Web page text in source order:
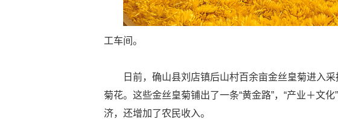
工车间。
日前，确山县刘店镇后山村百余亩金丝皇菊进入
菊花。这些金丝皇菊铺出了一条“黄金路”，“产业＋文
济，还增加了农民收入。